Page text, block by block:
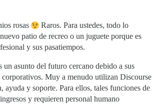
rosas
Raros. Para ustedes, todo lo
patio de recreo o un juguete porque es
y sus pasatiempos.
un asunto del futuro cercano debido a sus
corporativos. Muy a menudo utilizan Discourse
ayuda y soporte. Para ellos, tales funciones de
y requieren personal humano